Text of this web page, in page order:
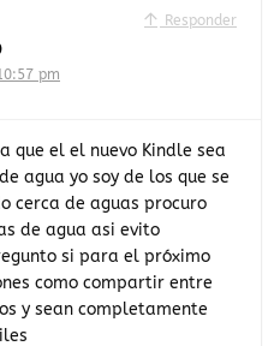
Responder
pm
que el el nuevo Kindle sea
agua yo soy de los que se
cerca de aguas procuro
de agua asi evito
si para el próximo
como compartir entre
y sean completamente